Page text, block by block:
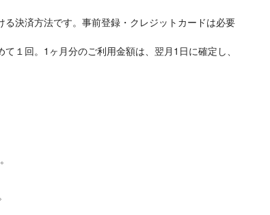
決済方法です。事前登録・クレジットカードは必要
１回。1ヶ月分のご利用金額は、翌月1日に確定し、